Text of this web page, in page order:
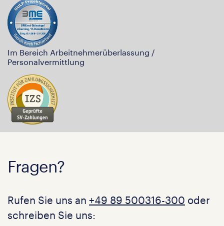
Im Bereich Arbeitnehmerüberlassung /
Personalvermittlung
Fragen?
Rufen Sie uns an +49 89 500316-300 oder
schreiben Sie uns: